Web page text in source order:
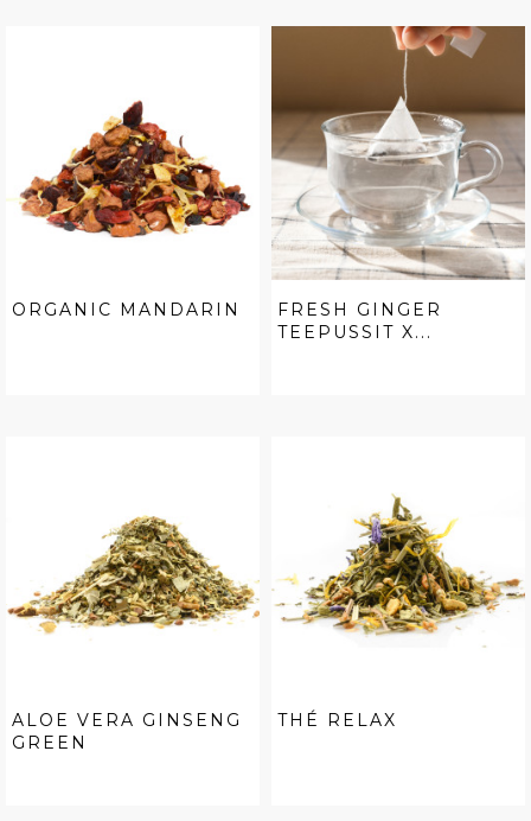
ORGANIC MANDARIN
FRESH GINGER
TEEPUSSIT X...
ALOE VERA GINSENG
GREEN
THÉ RELAX